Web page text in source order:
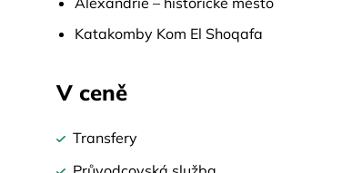
Katakomby Kom El Shoqafa
V ceně
Transfery